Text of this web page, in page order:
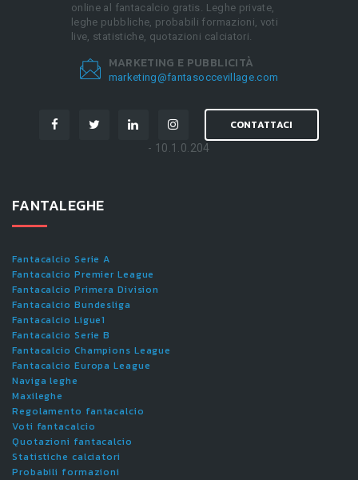
online al fantacalcio gratis. Leghe private,
leghe pubbliche, probabili formazioni, voti
live, statistiche, quotazioni calciatori.
MARKETING E PUBBLICITÀ
marketing@fantasoccevillage.com
CONTATTACI
- 10.1.0.204
FANTALEGHE
Fantacalcio Serie A
Fantacalcio Premier League
Fantacalcio Primera Division
Fantacalcio Bundesliga
Fantacalcio Ligue1
Fantacalcio Serie B
Fantacalcio Champions League
Fantacalcio Europa League
Naviga leghe
Maxileghe
Regolamento fantacalcio
Voti fantacalcio
Quotazioni fantacalcio
Statistiche calciatori
Probabili formazioni